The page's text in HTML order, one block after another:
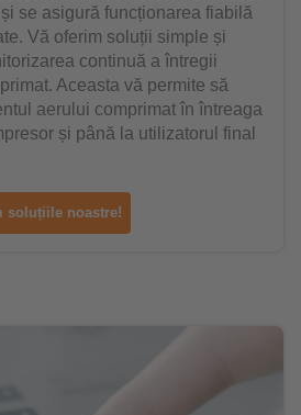
se asigură funcționarea fiabilă
Vă oferim soluții simple și
continuă a întregii
Aceasta vă permite să
aerului comprimat în întreaga
și până la utilizatorul final
soluțiile noastre!